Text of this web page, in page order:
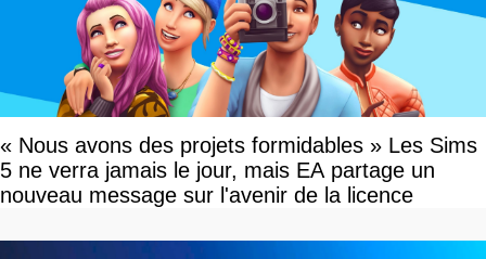
« Nous avons des projets formidables » Les Sims
5 ne verra jamais le jour, mais EA partage un
nouveau message sur l'avenir de la licence